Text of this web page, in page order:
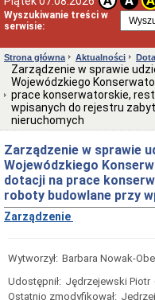
Wyszukiwanie treści w
serwisie:
Delegatury
adresowe
Podstawy
prawne
działalności
Osoby
i
Przedmiot
działania
kompetencje
Sprawozdawczość
finansowa
Wojewódzka
Rada
Ochrony
Strona główna Aktualności
Zarządzenie w sprawie
Wojewódzkiego
prace konserwatorskie,
wpisanych do rejestru
nieruchomych
Zarządzenie w sprawie
Wojewódzkiego
dotacji na prace
roboty budowlane przy
Zarządzenie
Wytworzył: Barbara Nowak-
Udostępnił: Jędrzejewski Piotr
Ostatnio zmodyfikował: